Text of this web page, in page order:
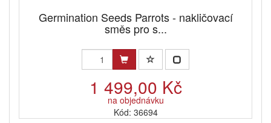
Germination Seeds Parrots - nakličovací
směs pro s...
1 499,00 Kč
na objednávku
Kód: 36694